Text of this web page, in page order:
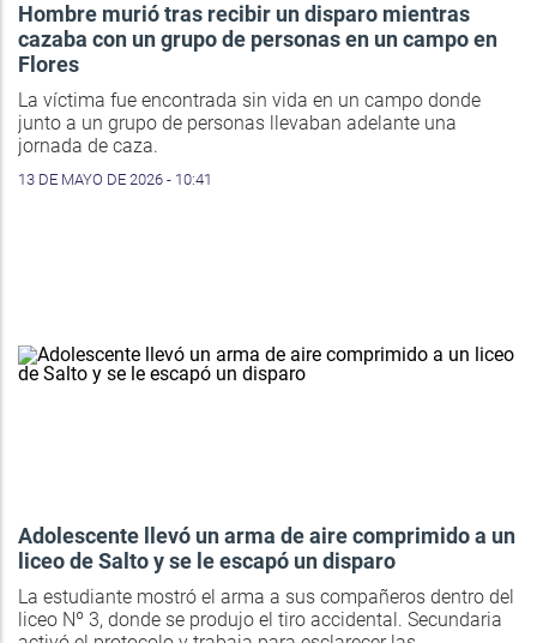
Hombre murió tras recibir un disparo mientras
cazaba con un grupo de personas en un campo en
Flores
La víctima fue encontrada sin vida en un campo donde
junto a un grupo de personas llevaban adelante una
jornada de caza.
13 DE MAYO DE 2026 - 10:41
Adolescente llevó un arma de aire comprimido a un
liceo de Salto y se le escapó un disparo
La estudiante mostró el arma a sus compañeros dentro del
liceo Nº 3, donde se produjo el tiro accidental. Secundaria